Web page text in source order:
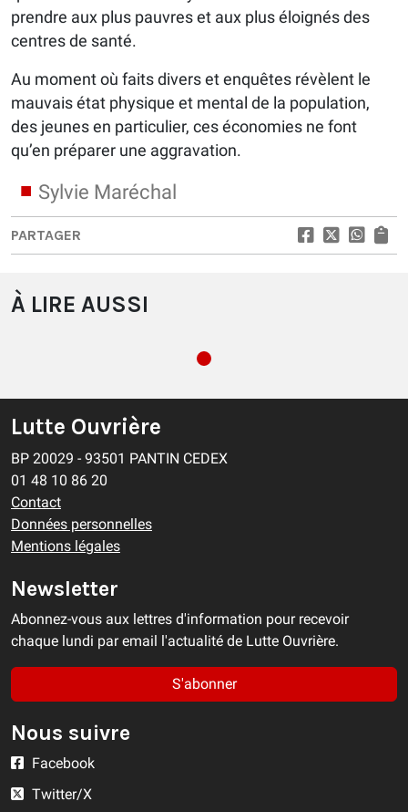
prendre aux plus pauvres et aux plus éloignés des
centres de santé.
Au moment où faits divers et enquêtes révèlent le
mauvais état physique et mental de la population,
des jeunes en particulier, ces économies ne font
qu’en préparer une aggravation.
Sylvie Maréchal
PARTAGER
À LIRE AUSSI
Lutte Ouvrière
BP 20029 - 93501 PANTIN CEDEX
01 48 10 86 20
Contact
Données personnelles
Mentions légales
Newsletter
Abonnez-vous aux lettres d'information pour recevoir
chaque lundi par email l'actualité de Lutte Ouvrière.
S'abonner
Nous suivre
Facebook
Twitter/X